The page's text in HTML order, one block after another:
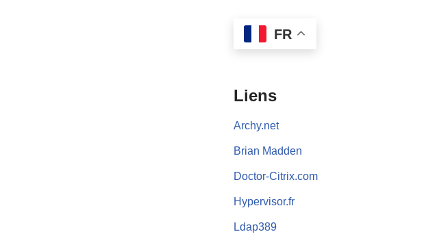
FR
Liens
Archy.net
Brian Madden
Doctor-Citrix.com
Hypervisor.fr
Ldap389